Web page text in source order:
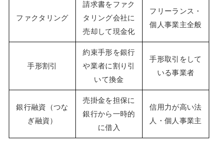
ファクタリング
請求書をファク
タリング会社に
売却して現金化
フリーランス・
個人事業主全般
手形割引
約束手形を銀行
や業者に割り引
いて換金
手形取引をして
いる事業者
銀行融資（つな
ぎ融資）
売掛金を担保に
銀行から一時的
に借入
信用力が高い法
人・個人事業主